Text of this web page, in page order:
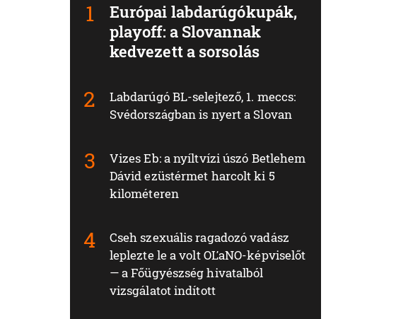
Európai labdarúgókupák,
playoff: a Slovannak
kedvezett a sorsolás
Labdarúgó BL-selejtező, 1. meccs:
Svédországban is nyert a Slovan
Vizes Eb: a nyíltvízi úszó Betlehem
Dávid ezüstérmet harcolt ki 5
kilométeren
Cseh szexuális ragadozó vadász
leplezte le a volt OĽaNO-képviselőt
— a Főügyészség hivatalból
vizsgálatot indított